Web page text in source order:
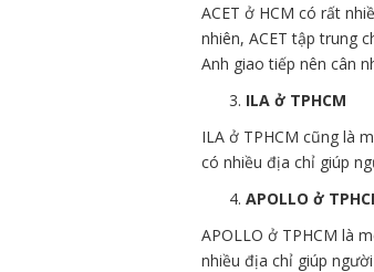
ACET ở HCM có rất
nhiên, ACET tập trung
Anh giao tiếp nên cân
ILA ở TPHCM
ILA ở TPHCM cũng là
có nhiều địa chỉ giúp
APOLLO ở
APOLLO ở TPHCM là
nhiều địa chỉ giúp